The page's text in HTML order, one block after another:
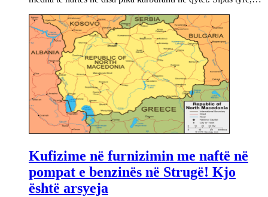
Kufizime në furnizimin me naftë në
pompat e benzinës në Strugë! Kjo
është arsyeja